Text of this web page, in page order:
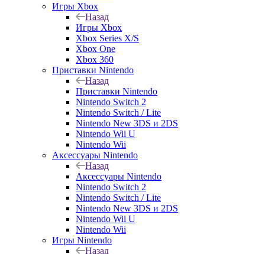
Игры Xbox
Назад
Игры Xbox
Xbox Series X/S
Xbox One
Xbox 360
Приставки Nintendo
Назад
Приставки Nintendo
Nintendo Switch 2
Nintendo Switch / Lite
Nintendo New 3DS и 2DS
Nintendo Wii U
Nintendo Wii
Аксессуары Nintendo
Назад
Аксессуары Nintendo
Nintendo Switch 2
Nintendo Switch / Lite
Nintendo New 3DS и 2DS
Nintendo Wii U
Nintendo Wii
Игры Nintendo
Назад